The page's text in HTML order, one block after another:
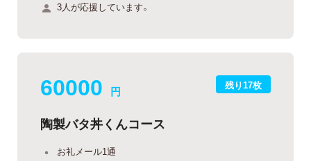
3人が応援しています。
残り17枚
60000 円
陶製バタ丼くんコース
お礼メール1通